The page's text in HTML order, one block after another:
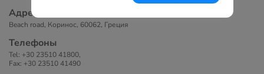
Адрес
Beach road, Коринос, 60062, Греция
Телефоны
Tel: +30 23510 41800,
Fax: +30 23510 41490